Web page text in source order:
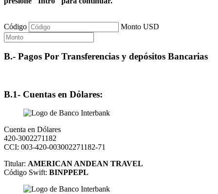
Código Monto USD
B.- Pagos Por Transferencias y depósitos Bancarias
B.1- Cuentas en Dólares:
Cuenta en Dólares
420-3002271182
CCI: 003-420-003002271182-71
Titular: AMERICAN ANDEAN TRAVEL
Código Swift: BINPPEPL